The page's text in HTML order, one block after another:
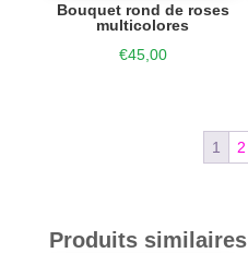
Bouquet rond de roses
multicolores
€45,00
1 2
Produits similaires